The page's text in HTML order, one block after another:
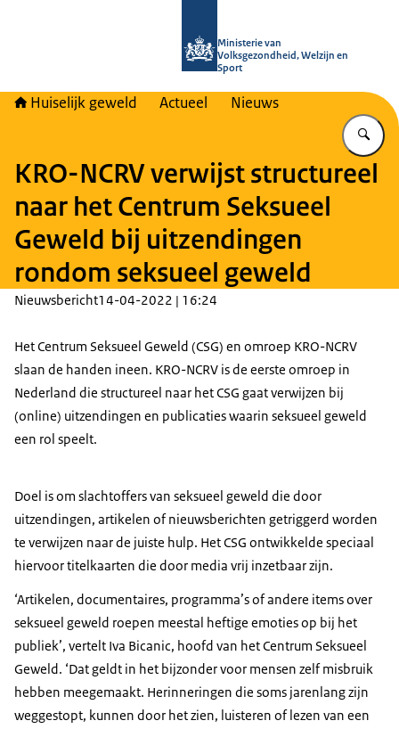
Ministerie van
Volksgezondheid, Welzijn en
Sport
Huiselijk geweld Actueel Nieuws
KRO-NCRV verwijst structureel
naar het Centrum Seksueel
Geweld bij uitzendingen
rondom seksueel geweld
Nieuwsbericht14-04-2022 | 16:24
Het Centrum Seksueel Geweld (CSG) en omroep KRO-NCRV
slaan de handen ineen. KRO-NCRV is de eerste omroep in
Nederland die structureel naar het CSG gaat verwijzen bij
(online) uitzendingen en publicaties waarin seksueel geweld
een rol speelt.
Doel is om slachtoffers van seksueel geweld die door
uitzendingen, artikelen of nieuwsberichten getriggerd worden
te verwijzen naar de juiste hulp. Het CSG ontwikkelde speciaal
hiervoor titelkaarten die door media vrij inzetbaar zijn.
‘Artikelen, documentaires, programma’s of andere items over
seksueel geweld roepen meestal heftige emoties op bij het
publiek’, vertelt Iva Bicanic, hoofd van het Centrum Seksueel
Geweld. ‘Dat geldt in het bijzonder voor mensen zelf misbruik
hebben meegemaakt. Herinneringen die soms jarenlang zijn
weggestopt, kunnen door het zien, luisteren of lezen van een